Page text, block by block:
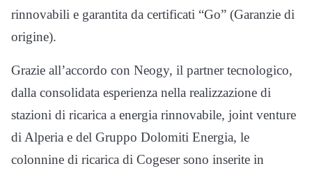
rinnovabili e garantita da certificati “Go” (Garanzie di
origine).
Grazie all’accordo con Neogy, il partner tecnologico,
dalla consolidata esperienza nella realizzazione di
stazioni di ricarica a energia rinnovabile, joint venture
di Alperia e del Gruppo Dolomiti Energia, le
colonnine di ricarica di Cogeser sono inserite in